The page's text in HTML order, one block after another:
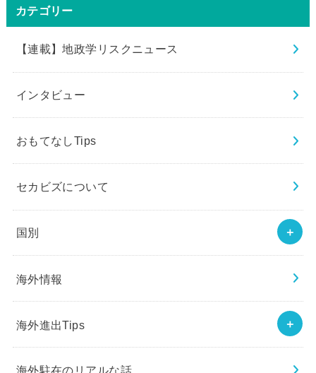
カテゴリー
【連載】地政学リスクニュース
インタビュー
おもてなしTips
セカビズについて
国別
海外情報
海外進出Tips
海外駐在のリアルな話